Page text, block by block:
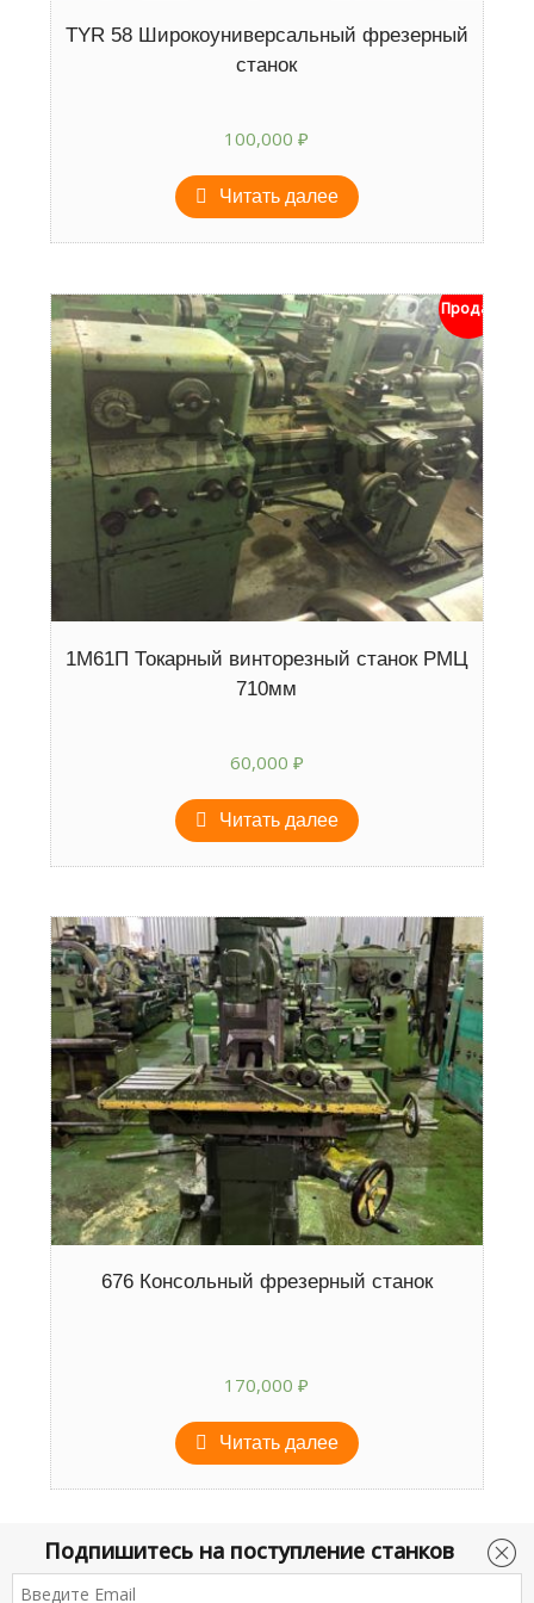
Подпишитесь на поступление станков
TYR 58 Широкоуниверсальный фрезерный
станок
100,000₽
Читать далее
Продан
1М61П Токарный винторезный станок РМЦ
710мм
60,000 ₽
Читать далее
676 Консольный фрезерный станок
170,000₽
Читать далее